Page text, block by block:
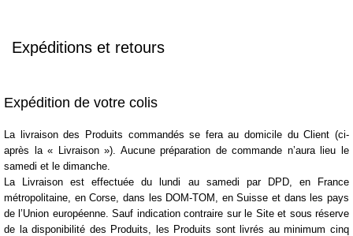
Expéditions et retours
Expédition de votre colis
La livraison des Produits commandés se fera au domicile du Client (ci-
après la « Livraison »). Aucune préparation de commande n’aura lieu le
samedi et le dimanche.
La Livraison est effectuée du
lundi au samedi par DPD, en France
métropolitaine, en Corse, dans les DOM-TOM, en Suisse et dans les pays
de l’Union européenne. Sauf indication contraire sur le Site et sous réserve
de la disponibilité des Produits, les Produits sont livrés au minimum cinq